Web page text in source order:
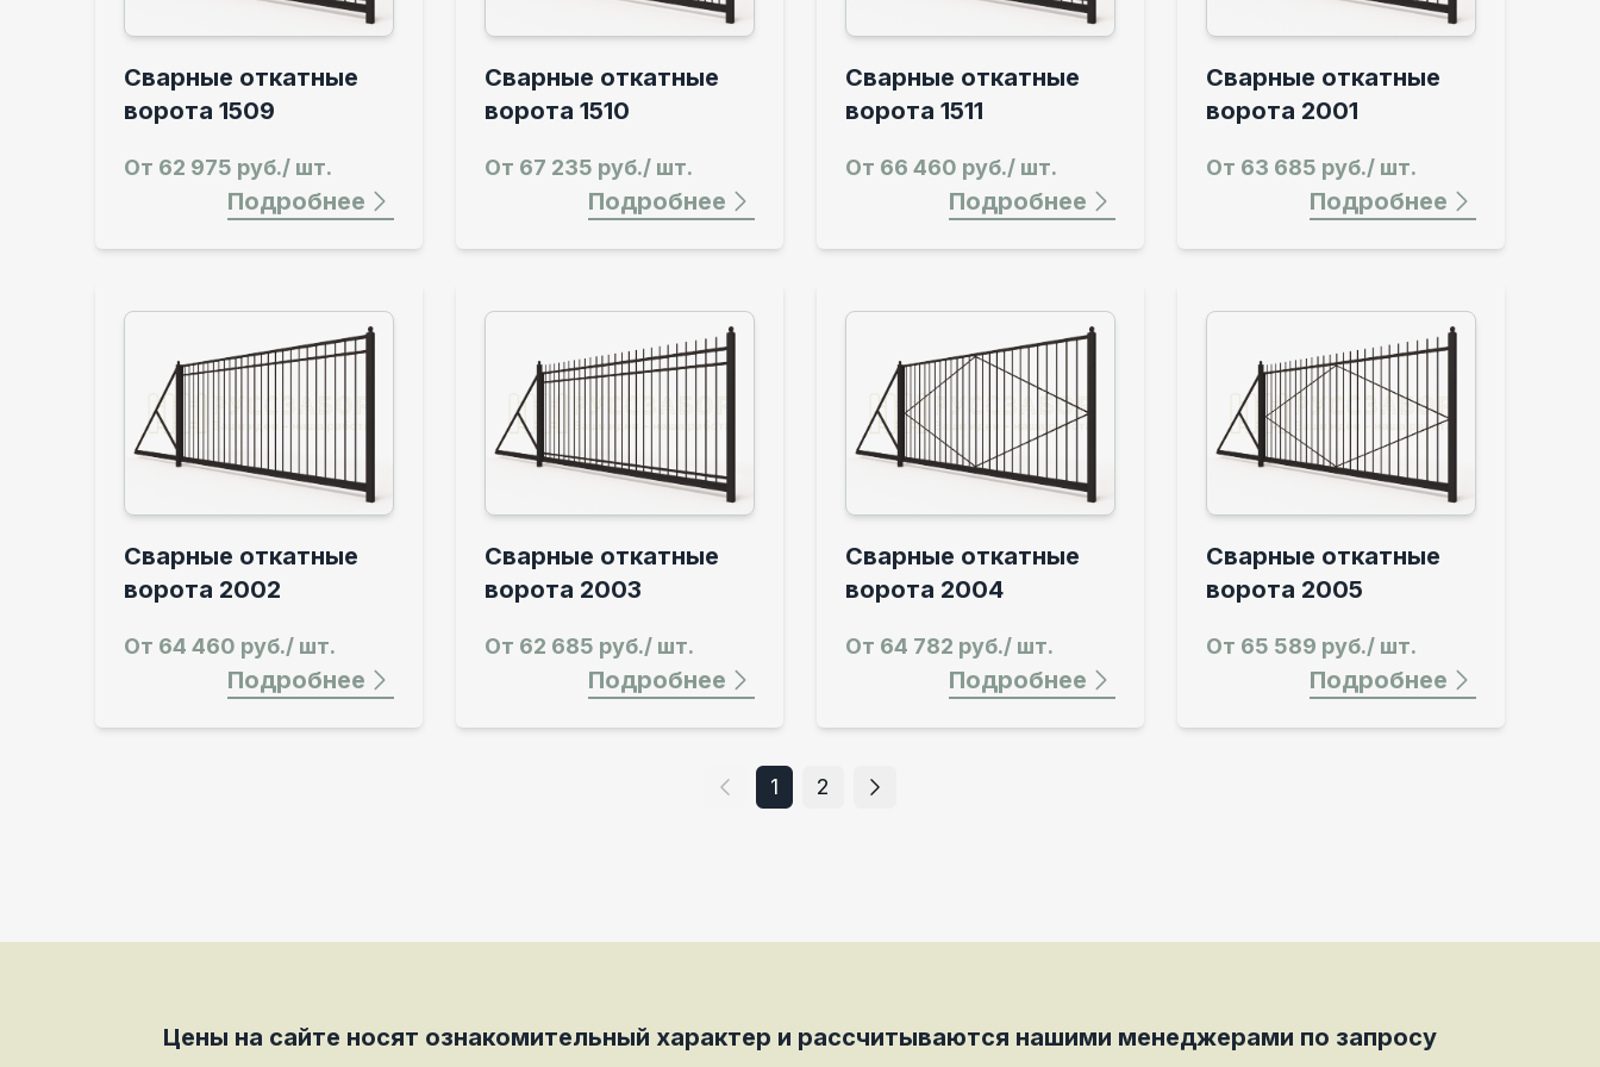
Сварные откатные
ворота 1509
От 62 975 руб./ шт.
Подробнее
Сварные откатные
ворота 1510
От 67 235 руб./ шт.
Подробнее
Сварные откатные
ворота 1511
От 66 460 руб./ шт.
Подробнее
Сварные откатные
ворота 2001
От 63 685 руб./ шт.
Подробнее
Сварные откатные
ворота 2002
От 64 460 руб./ шт.
Подробнее
Сварные откатные
ворота 2003
От 62 685 руб./ шт.
Подробнее
Сварные откатные
ворота 2004
От 64 782 руб./ шт.
Подробнее
Сварные откатные
ворота 2005
От 65 589 руб./ шт.
Подробнее
1 2
Цены на сайте носят ознакомительный характер и рассчитываются нашими менеджерами по запросу